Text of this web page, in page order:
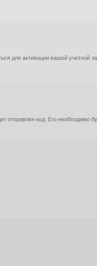
для активации вашей учетной
отправлен код. Его необходимо